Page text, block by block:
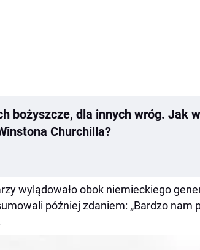
bożyszcze, dla innych wróg. Jak
Churchilla?
wylądowało obok niemieckiego
później zdaniem: „Bardzo nam